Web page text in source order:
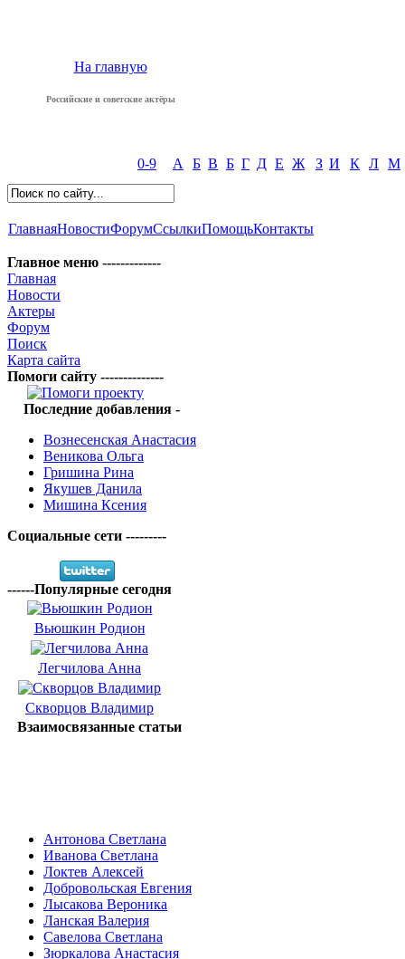
На главную
Российские и советские актёры
0-9 А Б В Б Г Д Е Ж З И К Л М
ГлавнаяНовостиФорумСсылкиПомощьКонтакты
Главное меню -------------
Главная
Новости
Актеры
Форум
Поиск
Карта сайта
Помоги сайту --------------
Последние добавления -
Вознесенская Анастасия
Веникова Ольга
Гришина Рина
Якушев Данила
Мишина Ксения
Социальные сети ---------
------Популярные сегодня
Вьюшкин Родион
Легчилова Анна
Скворцов Владимир
Взаимосвязанные статьи
Антонова Светлана
Иванова Светлана
Локтев Алексей
Добровольская Евгения
Лысакова Вероника
Ланская Валерия
Савелова Светлана
Зюркалова Анастасия